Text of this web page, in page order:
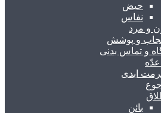
حیض
نفاس
و مرد
و پوشش
و تماس بدنی
ابدی
بائن